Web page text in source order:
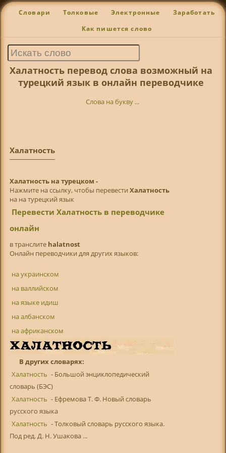
Словари Толковые Электронные Заработать
Как пишется слово
Халатность перевод слова возможный на
турецкий язык в онлайн переводчике
Слова на букву ...
Халатность
Халатность на турецком -
Нажмите на ссылку, чтобы перевести Халатность
на на турецкий язык
Перевести Халатность в переводчике
онлайн
в транслитe halatnost
Онлайн переводчики для других языков:
на украинском
на валлийском
на языке идиш
на албанском
на африканском
В других словарях:
Халатность - Большой энциклопедический
словарь (БЭС)
Халатность - Ефремова Т. Ф. Новый словарь
русского языка
Халатность - Толковый словарь русского языка.
Под ред. Д. Н. Ушакова ...